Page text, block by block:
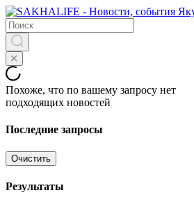
Похоже, что по вашему запросу нет
подходящих новостей
Последние запросы
Очистить
Результаты